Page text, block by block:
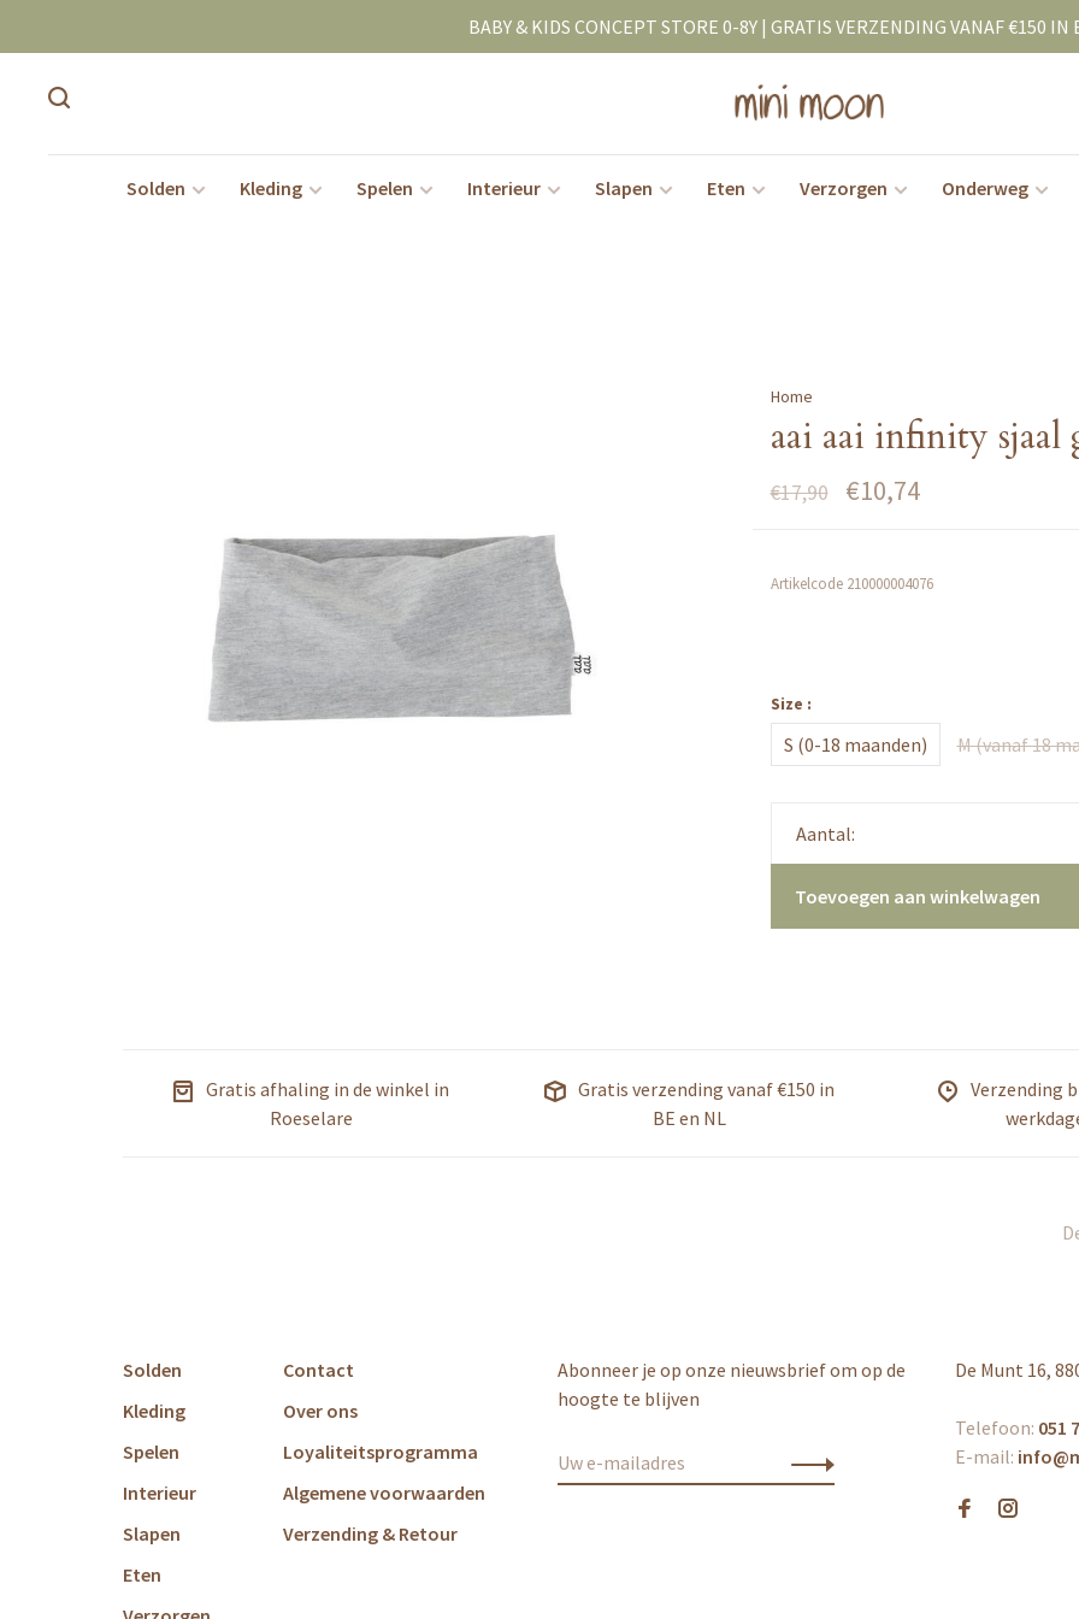
BABY & KIDS CONCEPT STORE 0-8Y | GRATIS VERZENDING VANAF €150 IN
Solden Kleding Spelen Interieur Slapen Eten Verzorgen Onderweg
Home
aai aai infinity sjaal
€17,90 €10,74
Artikelcode210000004076
Size :
S (0-18 maanden) M (vanaf 18
Aantal:
Toevoegen aan winkelwagen
Gratis afhaling in de winkel in
Roeselare
Gratis verzending vanaf €150 in
BE en NL
Verzending
Solden
Kleding
Spelen
Interieur
Slapen
Eten
Contact
Over ons
Loyaliteitsprogramma
Algemene voorwaarden
Verzending & Retour
Abonneer je op onze nieuwsbrief om op de
hoogte te blijven
De Munt 16,
Telefoon: 051
E-mail: